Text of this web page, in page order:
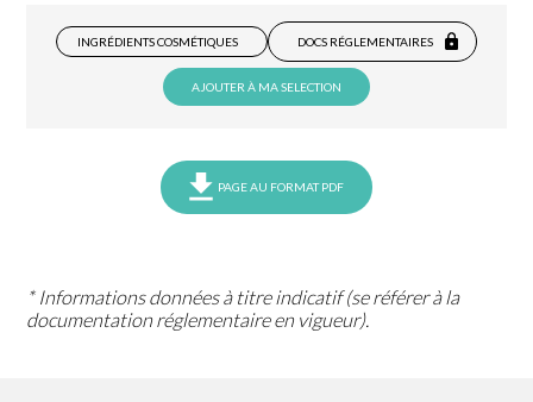
INGRÉDIENTS COSMÉTIQUES DOCS RÉGLEMENTAIRES
AJOUTER À MA SELECTION
PAGE AU FORMAT PDF
* Informations données à titre indicatif (se référer à la
documentation réglementaire en vigueur).